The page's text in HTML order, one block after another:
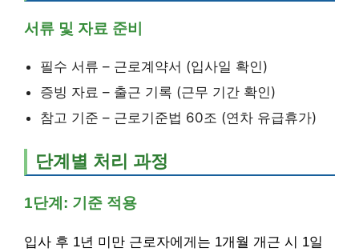
서류 및 자료 준비
필수 서류 – 근로계약서 (입사일 확인)
증빙 자료 – 출근 기록 (근무 기간 확인)
참고 기준 – 근로기준법 60조 (연차 유급휴가)
단계별 처리 과정
1단계: 기준 적용
입사 후 1년 미만 근로자에게는 1개월 개근 시 1일